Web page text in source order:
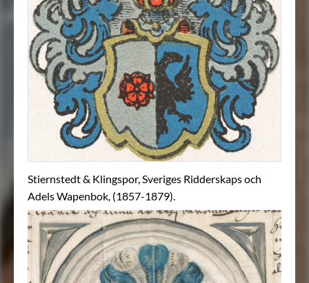
Stiernstedt & Klingspor, Sveriges Ridderskaps och
Adels Wapenbok, (1857-1879).